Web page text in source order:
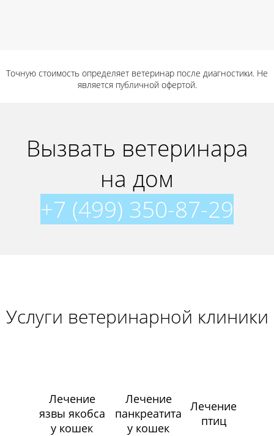
Точную стоимость определяет ветеринар после диагностики. Не
является публичной офертой.
Вызвать ветеринара
на дом
+7 (499) 350-87-29
Услуги ветеринарной клиники
Лечение
язвы якобса
у кошек
Лечение
панкреатита
у кошек
Лечение
птиц